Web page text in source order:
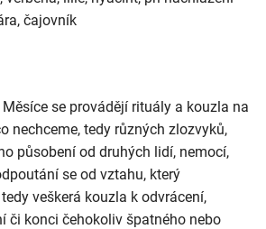
čajovník
se provádějí rituály a kouzla na
nechceme, tedy různých zlozvyků,
působení od druhých lidí, nemocí,
se od vztahu, který
veškerá kouzla k odvrácení,
či konci čehokoliv špatného nebo